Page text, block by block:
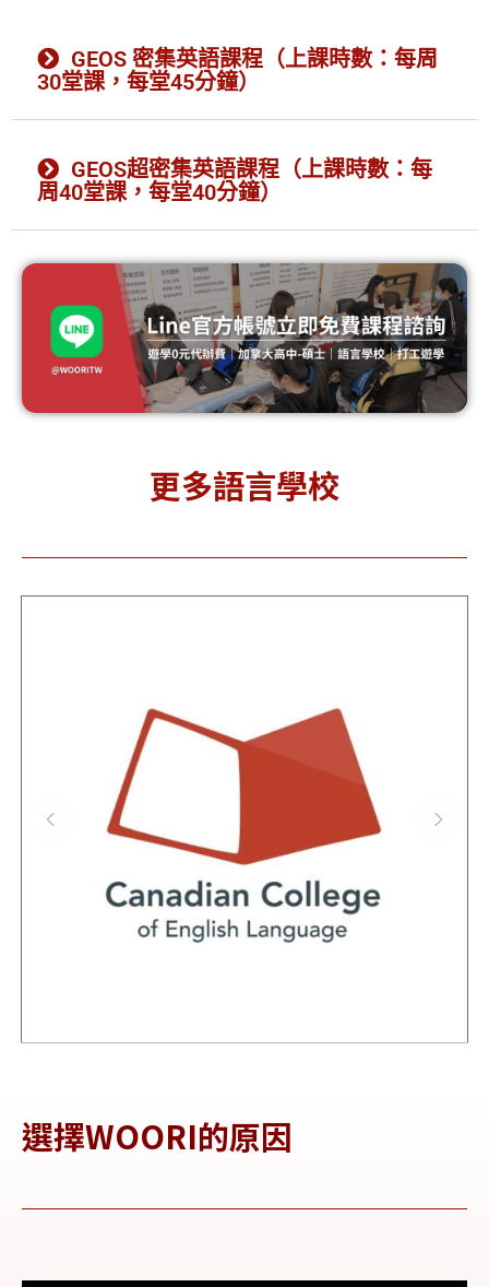
GEOS 密集英語課程（上課時數：每周
30堂課，每堂45分鐘）
GEOS超密集英語課程（上課時數：每
周40堂課，每堂40分鐘）
更多語言學校
Inlingua Victoria 英林閣語言
學校
選擇WOORI的原因